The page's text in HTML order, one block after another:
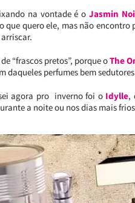
na vontade é o Jasmin
que quero ele, mas não
“frascos pretos”, porque oThe
daqueles perfumes bem
agora pro inverno foi o Idylle,
a noite ou nos dias mais